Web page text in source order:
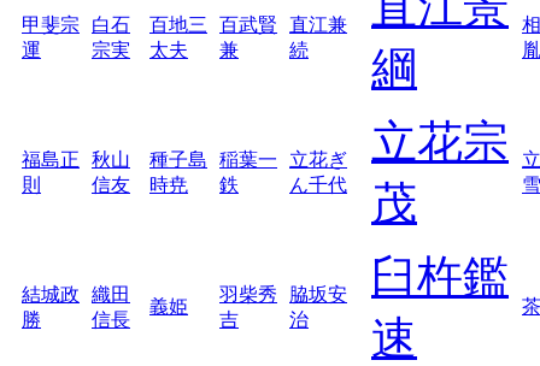
甲斐宗
運
白石
宗実
百地三
太夫
百武賢
兼
直江兼
続
綱
胤
福島正
則
秋山
信友
種子島
時尭
稲葉一
鉄
立花ぎ
ん千代
立花宗
茂
雪
結城政
勝
織田
信長
義姫
羽柴秀
吉
脇坂安
治
臼杵鑑
速